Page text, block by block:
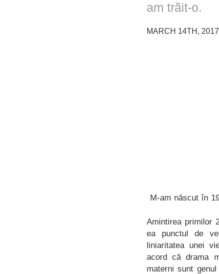
am trăit-o.
MARCH 14TH,
M-am născut în
Amintirea primilor
ea punctul de
liniaritatea unei
acord că drama
materni sunt